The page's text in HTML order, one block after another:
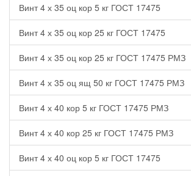
Винт 4 х 35 оц кор 5 кг ГОСТ 17475
Винт 4 х 35 оц кор 25 кг ГОСТ 17475
Винт 4 х 35 оц кор 25 кг ГОСТ 17475 РМЗ
Винт 4 х 35 оц ящ 50 кг ГОСТ 17475 РМЗ
Винт 4 х 40 кор 5 кг ГОСТ 17475 РМЗ
Винт 4 х 40 кор 25 кг ГОСТ 17475 РМЗ
Винт 4 х 40 оц кор 5 кг ГОСТ 17475